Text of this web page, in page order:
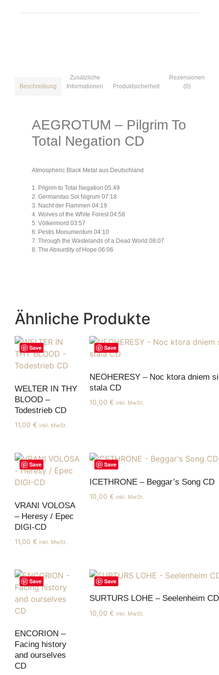
Beschreibung
Zusätzliche
Informationen
Produktsicherheit
Rezensionen
(0)
AEGROTUM – Pilgrim To
Total Negation CD
Atmospheric Black Metal aus Deutschland
1. Pilgrim to Total Negation 05:49
2. Germanitas Sol Nigrum 07:18
3. Nacht der Flammen 04:19
4. Wolves of the White Forest 04:58
5. Völkermord 03:57
6. Pestis Monumentum 04:10
7. Through the Wastelands of a Dead World 08:07
8. The Absurdity of Hope 06:06
Ähnliche Produkte
Save
WELTER IN THY
BLOOD –
Todestrieb CD
11,00 € inkl. MwSt.
Save
NEOHERESY – Noc ktora dniem
stala CD
10,00 € inkl. MwSt.
Save
VRANI VOLOSA
– Heresy / Epec
DIGI-CD
11,00 € inkl. MwSt.
Save
ICETHRONE – Beggar’s Song CD
10,00 € inkl. MwSt.
Save
ENCORION –
Facing history
and ourselves
CD
Save
SURTURS LOHE – Seelenheim CD
10,00 € inkl. MwSt.